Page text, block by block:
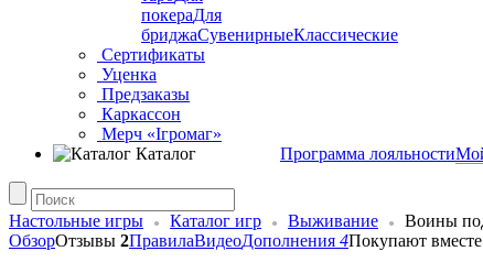
покераДля
бриджаСувенирныеКлассические
Сертификаты
Уценка
Предзаказы
Каркассон
Мерч «Ігромаг»
Каталог
Программа лояльности
Настольные игры Каталог игр Выживание
Воины
ОбзорОтзывы 2ПравилаВидеоДополнения 4Покупают вместе